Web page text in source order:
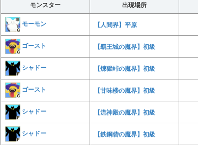
モンスター 出現場所
モーモン 【人間界】平原
ゴースト 【覇王城の魔界】初級
シャドー 【煉獄峠の魔界】初級
ゴースト 【甘味楼の魔界】初級
シャドー 【流神殿の魔界】初級
シャドー 【鉄鋼砦の魔界】初級